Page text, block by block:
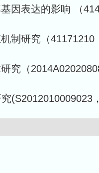
表达的影响 （
研究（41171210
（
(S2012010009023